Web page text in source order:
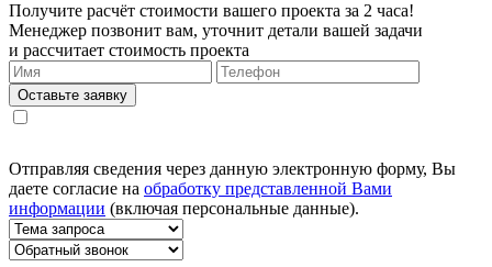
Получите расчёт стоимости вашего проекта за 2 часа!
Менеджер позвонит вам, уточнит детали вашей задачи
и рассчитает стоимость проекта
Оставьте заявку
Отправляя сведения через данную электронную форму, Вы
даете согласие на обработку представленной Вами
информации (включая персональные данные).